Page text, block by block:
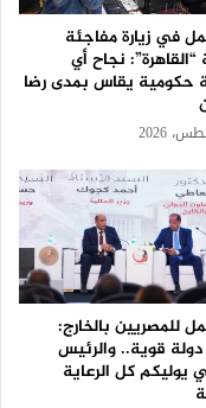
في زيارة مفاجئة
“القاهرة”: نجاح أي
يقاس بمدى رضا
للمصريين بالخارج:
قوية.. والرئيس
يوليكم كل الرعاية